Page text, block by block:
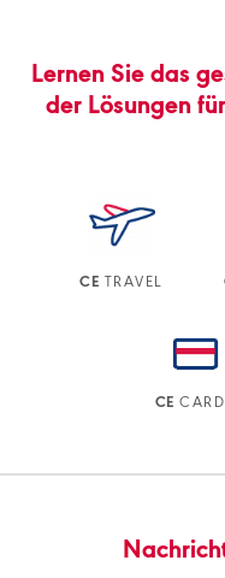
Lernen Sie das
der Lösungen
CE TRAVEL
CE